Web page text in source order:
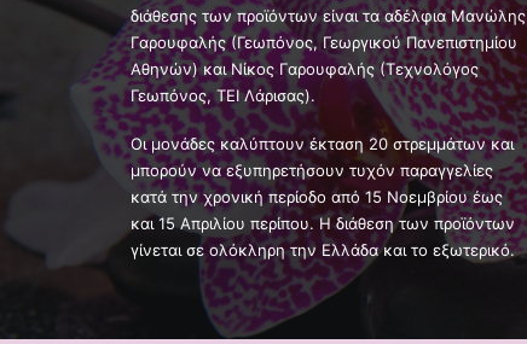
διάθεσης των προϊόντων είναι τα αδέλφια Μανώλης
Γαρουφαλής (Γεωπόνος, Γεωργικού Πανεπιστημίου
Αθηνών) και Νίκος Γαρουφαλής (Τεχνολόγος
Γεωπόνος, ΤΕΙ Λάρισας).
Oι μονάδες καλύπτουν έκταση 20 στρεμμάτων και
μπορούν να εξυπηρετήσουν τυχόν παραγγελίες
κατά την χρονική περίοδο από 15 Νοεμβρίου έως
και 15 Απριλίου περίπου. Η διάθεση των προϊόντων
γίνεται σε ολόκληρη την Ελλάδα και το εξωτερικό.